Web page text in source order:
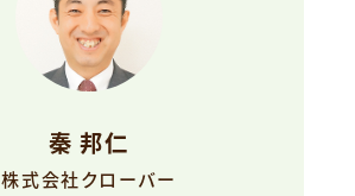
秦 邦仁
株式会社クローバー